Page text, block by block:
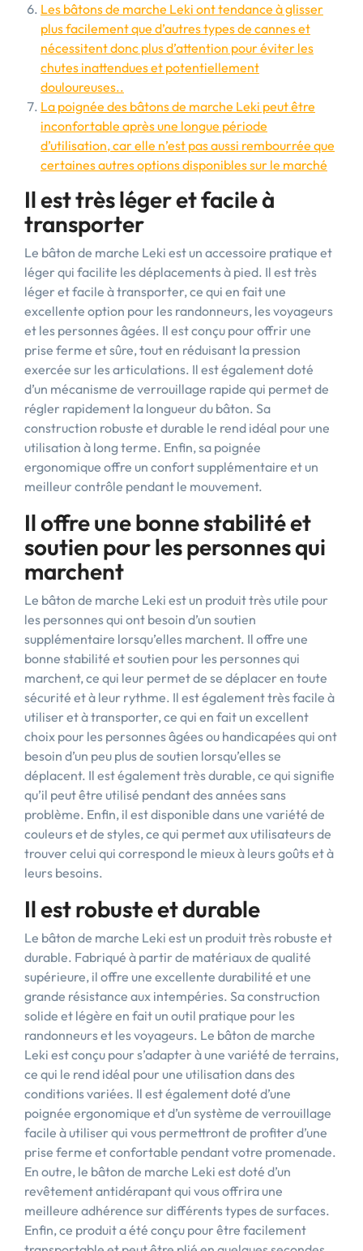
Les bâtons de marche Leki ont tendance à glisser
plus facilement que d’autres types de cannes et
nécessitent donc plus d’attention pour éviter les
chutes inattendues et potentiellement
douloureuses..
La poignée des bâtons de marche Leki peut être
inconfortable après une longue période
d’utilisation, car elle n’est pas aussi rembourrée que
certaines autres options disponibles sur le marché
Il est très léger et facile à
transporter
Le bâton de marche Leki est un accessoire pratique et
léger qui facilite les déplacements à pied. Il est très
léger et facile à transporter, ce qui en fait une
excellente option pour les randonneurs, les voyageurs
et les personnes âgées. Il est conçu pour offrir une
prise ferme et sûre, tout en réduisant la pression
exercée sur les articulations. Il est également doté
d’un mécanisme de verrouillage rapide qui permet de
régler rapidement la longueur du bâton. Sa
construction robuste et durable le rend idéal pour une
utilisation à long terme. Enfin, sa poignée
ergonomique offre un confort supplémentaire et un
meilleur contrôle pendant le mouvement.
Il offre une bonne stabilité et
soutien pour les personnes qui
marchent
Le bâton de marche Leki est un produit très utile pour
les personnes qui ont besoin d’un soutien
supplémentaire lorsqu’elles marchent. Il offre une
bonne stabilité et soutien pour les personnes qui
marchent, ce qui leur permet de se déplacer en toute
sécurité et à leur rythme. Il est également très facile à
utiliser et à transporter, ce qui en fait un excellent
choix pour les personnes âgées ou handicapées qui ont
besoin d’un peu plus de soutien lorsqu’elles se
déplacent. Il est également très durable, ce qui signifie
qu’il peut être utilisé pendant des années sans
problème. Enfin, il est disponible dans une variété de
couleurs et de styles, ce qui permet aux utilisateurs de
trouver celui qui correspond le mieux à leurs goûts et à
leurs besoins.
Il est robuste et durable
Le bâton de marche Leki est un produit très robuste et
durable. Fabriqué à partir de matériaux de qualité
supérieure, il offre une excellente durabilité et une
grande résistance aux intempéries. Sa construction
solide et légère en fait un outil pratique pour les
randonneurs et les voyageurs. Le bâton de marche
Leki est conçu pour s’adapter à une variété de terrains,
ce qui le rend idéal pour une utilisation dans des
conditions variées. Il est également doté d’une
poignée ergonomique et d’un système de verrouillage
facile à utiliser qui vous permettront de profiter d’une
prise ferme et confortable pendant votre promenade.
En outre, le bâton de marche Leki est doté d’un
revêtement antidérapant qui vous offrira une
meilleure adhérence sur différents types de surfaces.
Enfin, ce produit a été conçu pour être facilement